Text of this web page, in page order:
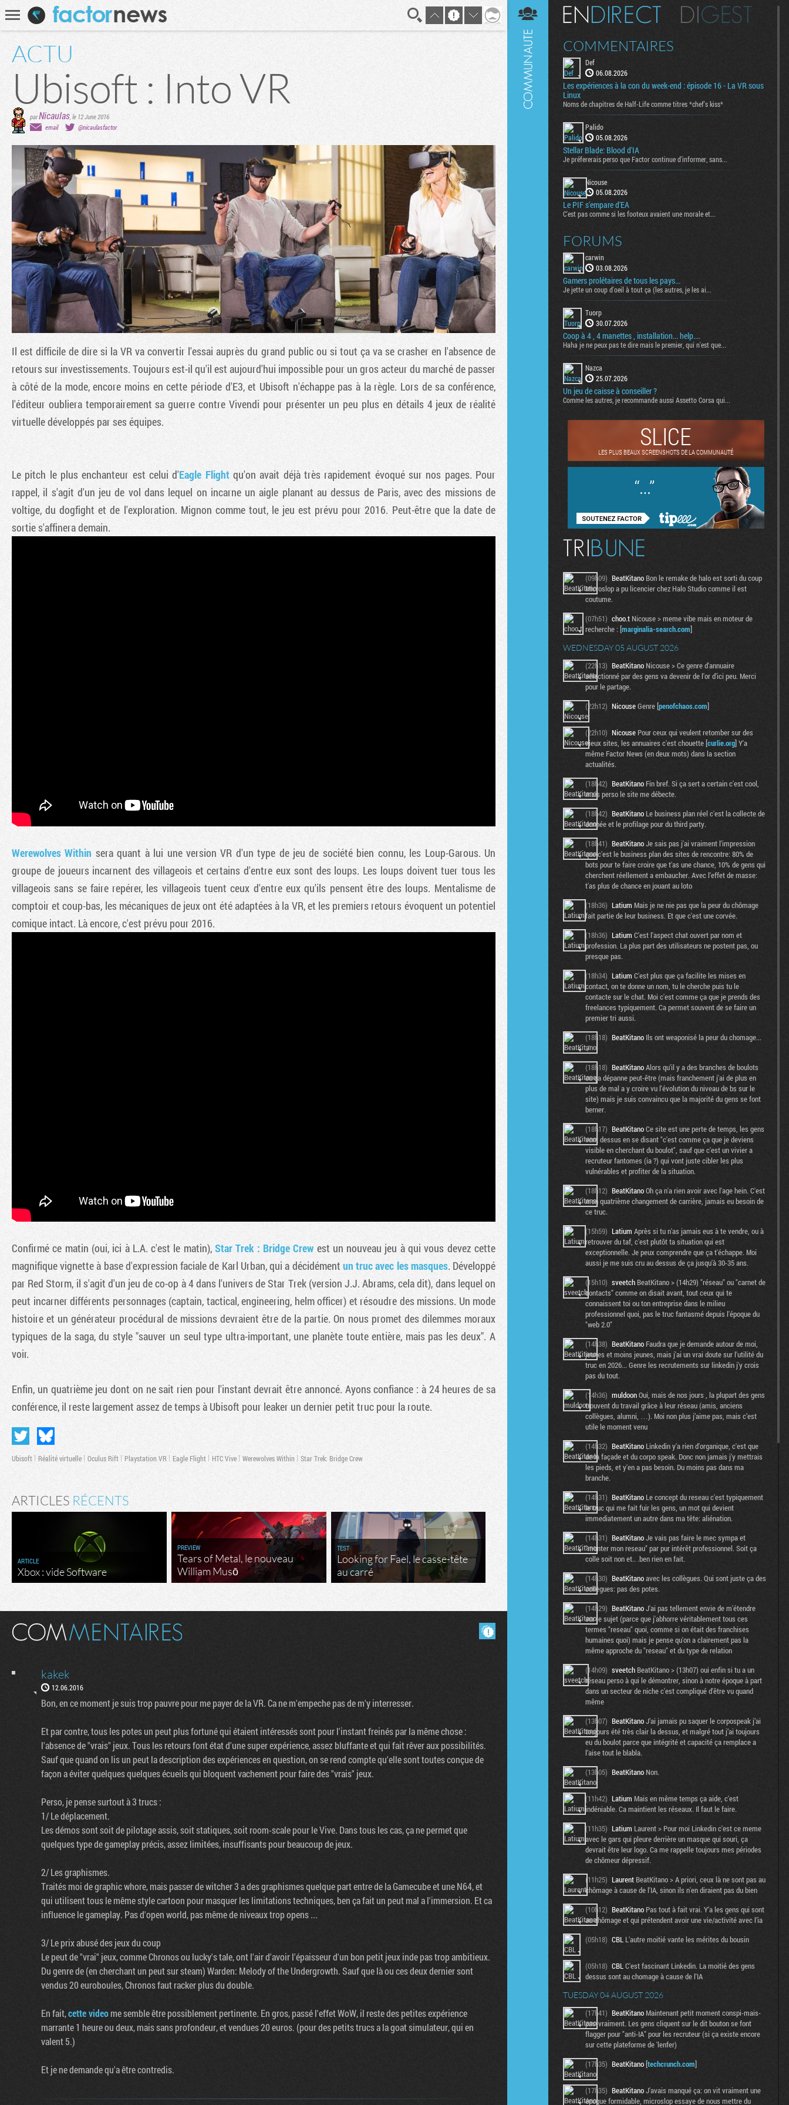
Recherche
ACTU
Ubisoft : Into VR
parNicaulas,le 12 June 2016
email
@nicaulasfactor
Il est difficile de dire si la VR va convertir l'essai auprès du grand public ou si tout ça va se crasher en l'absence de
retours sur investissements. Toujours est-il qu'il est aujourd'hui impossible pour un gros acteur du marché de passer
à côté de la mode, encore moins en cette période d'E3, et Ubisoft n'échappe pas à la règle. Lors de sa conférence,
l'éditeur oubliera temporairement sa guerre contre Vivendi pour présenter un peu plus en détails 4 jeux de réalité
virtuelle développés par ses équipes.
Le pitch le plus enchanteur est celui d'Eagle Flightqu'on avait déjà très rapidement évoqué sur nos pages. Pour
rappel, il s'agit d'un jeu de vol dans lequel on incarne un aigle planant au dessus de Paris, avec des missions de
voltige, du dogfight et de l'exploration. Mignon comme tout, le jeu est prévu pour 2016. Peut-être que la date de
sortie s'affinera demain.
Werewolves Within sera quant à lui une version VR d'un type de jeu de société bien connu, les Loup-Garous. Un
groupe de joueurs incarnent des villageois et certains d'entre eux sont des loups. Les loups doivent tuer tous les
villageois sans se faire repérer, les villageois tuent ceux d'entre eux qu'ils pensent être des loups. Mentalisme de
comptoir et coup-bas, les mécaniques de jeux ont été adaptées à la VR, et les premiers retours évoquent un potentiel
comique intact. Là encore, c'est prévu pour 2016.
Confirmé ce matin (oui, ici à L.A. c'est le matin),Star Trek : Bridge Crew est un nouveau jeu à qui vous devez cette
magnifique vignette à base d'expression faciale de Karl Urban, qui a décidément un truc avec les masques. Développé
par Red Storm, il s'agit d'un jeu de co-op à 4 dans l'univers de Star Trek (version J.J. Abrams, cela dit), dans lequel on
peut incarner différents personnages (captain, tactical, engineering, helm officer) et résoudre des missions. Un mode
histoire et un générateur procédural de missions devraient être de la partie. On nous promet des dilemmes moraux
typiques de la saga, du style "sauver un seul type ultra-important, une planète toute entière, mais pas les deux". A
voir.
Enfin, un quatrième jeu dont on ne sait rien pour l'instant devrait être annoncé. Ayons confiance : à 24 heures de sa
conférence, il reste largement assez de temps à Ubisoft pour leaker un dernier petit truc pour la route.
Ubisoft Réalité virtuelle Oculus Rift Playstation VR Eagle Flight HTC Vive Werewolves Within Star Trek: Bridge Crew
ARTICLES RÉCENTS
ARTICLE
Xbox : vide Software
PREVIEW
Tears of Metal, le nouveau
William Musō
TEST
Looking for Fael, le casse-tête
au carré
kakek
12.06.2016
Bon, en ce moment je suis trop pauvre pour me payer de la VR. Ca ne m'empeche pas de m'y interresser.
Et par contre, tous les potes un peut plus fortuné qui étaient intéressés sont pour l'instant freinés par la même chose :
l'absence de "vrais" jeux. Tous les retours font état d'une super expérience, assez bluffante et qui fait rêver aux possibilités.
Sauf que quand on lis un peut la description des expériences en question, on se rend compte qu'elle sont toutes conçue de
façon a éviter quelques quelques écueils qui bloquent vachement pour faire des "vrais" jeux.
Perso, je pense surtout à 3 trucs :
1/ Le déplacement.
Les démos sont soit de pilotage assis, soit statiques, soit room-scale pour le Vive. Dans tous les cas, ça ne permet que
quelques type de gameplay précis, assez limitées, insuffisants pour beaucoup de jeux.
2/ Les graphismes.
Traités moi de graphic whore, mais passer de witcher 3 a des graphismes quelque part entre de la Gamecube et une N64, et
qui utilisent tous le même style cartoon pour masquer les limitations techniques, ben ça fait un peut mal a l'immersion. Et ca
influence le gameplay. Pas d'open world, pas même de niveaux trop opens ...
3/ Le prix abusé des jeux du coup
Le peut de "vrai" jeux, comme Chronos ou lucky's tale, ont l'air d'avoir l'épaisseur d'un bon petit jeux inde pas trop ambitieux.
Du genre de (en cherchant un peut sur steam) Warden: Melody of the Undergrowth. Sauf que là ou ces deux dernier sont
vendus 20 euroboules, Chronos faut racker plus du double.
En fait,cette videome semble être possiblement pertinente. En gros, passé l'effet WoW, il reste des petites expérience
marrante 1 heure ou deux, mais sans profondeur, et vendues 20 euros. (pour des petits trucs a la goat simulateur, qui en
valent 5.)
Et je ne demande qu'a être contredis.
En direct Digest
COMMENTAIRES
Def
06.08.2026
Les expériences à la con du week-end : épisode 16 - La VR sous
Linux
Noms de chapitres de Half-Life comme titres *chef's kiss*
Palido
05.08.2026
Stellar Blade: Blood d'IA
Je préfererais perso que Factor continue d'informer, sans...
Nicouse
05.08.2026
Le PIF s'empare d'EA
C'est pas comme si les footeux avaient une morale et...
FORUMS
carwin
03.08.2026
Gamers prolétaires de tous les pays...
Je jette un coup d'oeil à tout ça (les autres, je les ai...
Tuorp
30.07.2026
Coop à 4 , 4 manettes , installation... help....
Haha je ne peux pas te dire mais le premier, qui n'est que...
Nazca
25.07.2026
Un jeu de caisse à conseiller ?
Comme les autres, je recommande aussi Assetto Corsa qui...
SLICE
LES PLUS BEAUX SCREENSHOTS DE LA COMMUNAUTÉ
(09h09) BeatKitano Bon le remake de halo est sorti du coup
Microslop a pu licencier chez Halo Studio comme il est
coutume.
(07h51) choo.t Nicouse > meme vibe mais en moteur de
recherche : [marginalia-search.com]
WEDNESDAY 05 AUGUST 2026
(22h13) BeatKitano Nicouse > Ce genre d'annuaire
sélectionné par des gens va devenir de l'or d'ici peu. Merci
pour le partage.
(22h12) NicouseGenre [penofchaos.com]
(22h10) Nicouse Pour ceux qui veulent retomber sur des
vieux sites, les annuaires c'est chouette [curlie.org] Y'a
même Factor News (en deux mots) dans la section
actualités.
(18h42) BeatKitano Fin bref. Si ça sert a certain c'est cool,
mais perso le site me débecte.
(18h42) BeatKitano Le business plan réel c'est la collecte de
donnée et le profilage pour du third party.
(18h41) BeatKitanoJe sais pas j'ai vraiment l'impression
que c'est le business plan des sites de rencontre: 80% de
bots pour te faire croire que t'as une chance, 10% de gens qui
cherchent réellement a embaucher. Avec l'effet de masse:
t'as plus de chance en jouant au loto
(18h36) Latium Mais je ne nie pas que la peur du chômage
fait partie de leur business. Et que c'est une corvée.
(18h36) Latium C'est l'aspect chat ouvert par nom et
profession. La plus part des utilisateurs ne postent pas, ou
presque pas.
(18h34) Latium C'est plus que ça facilite les mises en
contact, on te donne un nom, tu le cherche puis tu le
contacte sur le chat. Moi c'est comme ça que je prends des
freelances typiquement. Ca permet souvent de se faire un
premier tri aussi.
(18h18) BeatKitano Ils ont weaponisé la peur du chomage...
:/
(18h18) BeatKitanoAlors qu'il y a des branches de boulots
ou ça dépanne peut-être (mais franchement j'ai de plus en
plus de mal a y croire vu l'évolution du niveau de bs sur le
site) mais je suis convaincu que la majorité du gens se font
berner.
(18h17) BeatKitanoCe site est une perte de temps, les gens
vont dessus en se disant "c'est comme ça que je deviens
visible en cherchant du boulot", sauf que c'est un vivier a
recruteur fantomes (ia ?) qui vont juste cibler les plus
vulnérables et profiter de la situation.
(18h12) BeatKitanoOh ça n'a rien avoir avec l'age hein. C'est
mon quatrième changement de carrière, jamais eu besoin de
ce truc.
(15h59) Latium Après si tu n'as jamais eus à te vendre, ou à
retrouver du taf, c'est plutôt ta situation qui est
exceptionnelle. Je peux comprendre que ça t'échappe. Moi
aussi je me suis cru au dessus de ça jusqu'à 30-35 ans.
(15h10) sveetch BeatKitano > (14h29) "réseau" ou "carnet de
contacts" comme on disait avant, tout ceux qui te
connaissent toi ou ton entreprise dans le milieu
professionnel quoi, pas le truc fantasmé depuis l'époque du
"web 2.0"
(14h38) BeatKitano Faudra que je demande autour de moi,
jeunes et moins jeunes, mais j'ai un vrai doute sur l'utilité du
truc en 2026... Genre les recrutements sur linkedin j'y crois
pas du tout.
(14h36) muldoonOui, mais de nos jours , la plupart des gens
trouvent du travail grâce à leur réseau (amis, anciens
collègues, alumni, …). Moi non plus j’aime pas, mais c’est
utile le moment venu
(14h32) BeatKitano Linkedin y'a rien d'organique, c'est que
de la façade et du corpo speak. Donc non jamais j'y mettrais
les pieds, et y'en a pas besoin. Du moins pas dans ma
branche.
(14h31) BeatKitano Le concept du reseau c'est typiquement
le truc qui me fait fuir les gens, un mot qui devient
immediatement un autre dans ma tête: aliénation.
(14h31) BeatKitanoJe vais pas faire le mec sympa et
"monter mon reseau" par pur intérêt professionnel. Soit ça
colle soit non et.. .ben rien en fait.
(14h30) BeatKitanoavec les collègues. Qui sont juste ça des
collègues: pas des potes.
(14h29) BeatKitanoJ'ai pas tellement envie de m'étendre
sur le sujet (parce que j'abhorre véritablement tous ces
termes "reseau" quoi, comme si on était des franchises
humaines quoi) mais je pense qu'on a clairement pas la
même approche du "reseau" et du type de relation
(14h09) sveetch BeatKitano > (13h07) oui enfin si tu a un
réseau perso à qui le démontrer, sinon à notre époque à part
dans un secteur de niche c'est compliqué d'être vu quand
même
(13h07) BeatKitanoJ’ai jamais pu saquer le corpospeak j’ai
toujours été très clair la dessus, et malgré tout j’ai toujours
eu du boulot parce que intégrité et capacité ça remplace a
l’aise tout le blabla.
(13h05) BeatKitano Non.
(11h42) Latium Mais en même temps ça aide, c'est
indéniable. Ca maintient les réseaux. Il faut le faire.
(11h35) Latium Laurent > Pour moi Linkedin c'est ce meme
avec le gars qui pleure derrière un masque qui souri, ça
devrait être leur logo. Ca me rappelle toujours mes périodes
de chômeur dépressif.
(11h25) Laurent BeatKitano > A priori, ceux là ne sont pas au
chômage à cause de l'IA, sinon ils n'en diraient pas du bien
(10h12) BeatKitano Pas tout à fait vrai. Y’a les gens qui sont
au chômage et qui prétendent avoir une vie/activité avec l’ia
(05h18) CBL L'autre moitié vante les mérites du bousin
(05h18) CBLC'est fascinant Linkedin. La moitié des gens
dessus sont au chomage à cause de l'IA
TUESDAY 04 AUGUST 2026
(17h41) BeatKitano Maintenant petit moment conspi-mais-
pas-vraiment. Les gens cliquent sur le dit bouton se font
flagger pour "anti-IA" pour les recruteur (si ça existe encore
sur cette plateforme de 'lenfer)
(17h35) BeatKitano[techcrunch.com]
(17h35) BeatKitanoJ'avais manqué ça: on vit vraiment une
époque formidable, microslop essaye de nous mettre du